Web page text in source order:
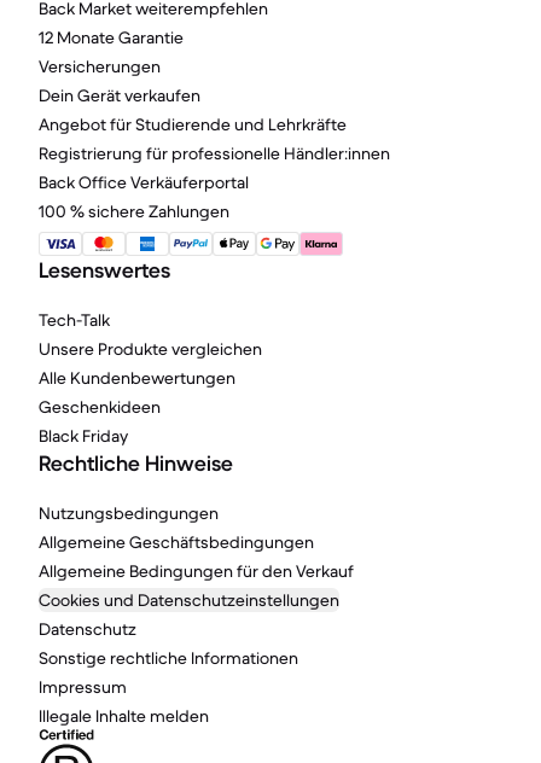
Back Market weiterempfehlen
12 Monate Garantie
Versicherungen
Dein Gerät verkaufen
Angebot für Studierende und Lehrkräfte
Registrierung für professionelle Händler:innen
Back Office Verkäuferportal
100 % sichere Zahlungen
Lesenswertes
Tech-Talk
Unsere Produkte vergleichen
Alle Kundenbewertungen
Geschenkideen
Black Friday
Rechtliche Hinweise
Nutzungsbedingungen
Allgemeine Geschäftsbedingungen
Allgemeine Bedingungen für den Verkauf
Cookies und Datenschutzeinstellungen
Datenschutz
Sonstige rechtliche Informationen
Impressum
Illegale Inhalte melden